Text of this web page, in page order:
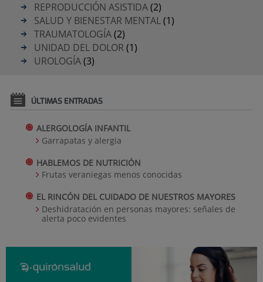
REPRODUCCIÓN ASISTIDA(2)
SALUD Y BIENESTAR MENTAL(1)
TRAUMATOLOGÍA(2)
UNIDAD DEL DOLOR(1)
UROLOGÍA(3)
ÚLTIMAS ENTRADAS
ALERGOLOGÍA INFANTIL
Garrapatas y alergia
HABLEMOS DE NUTRICIÓN
Frutas veraniegas menos conocidas
EL RINCÓN DEL CUIDADO DE NUESTROS MAYORES
Deshidratación en personas mayores: señales de
alerta poco evidentes